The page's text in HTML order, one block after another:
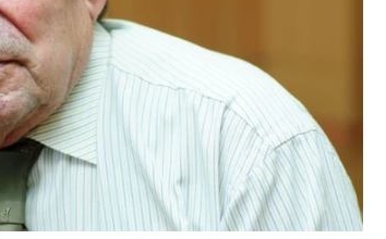
и вид на горы.
апарт-отель
земли. Мощение
плитами становится
стандартом
СТРОИТЕЛЬСТВО